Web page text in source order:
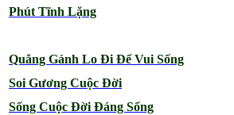
Phút Tĩnh Lặng
Quẳng Gánh Lo Đi Để Vui Sống
Soi Gương Cuộc Đời
Sống Cuộc Đời Đáng Sống